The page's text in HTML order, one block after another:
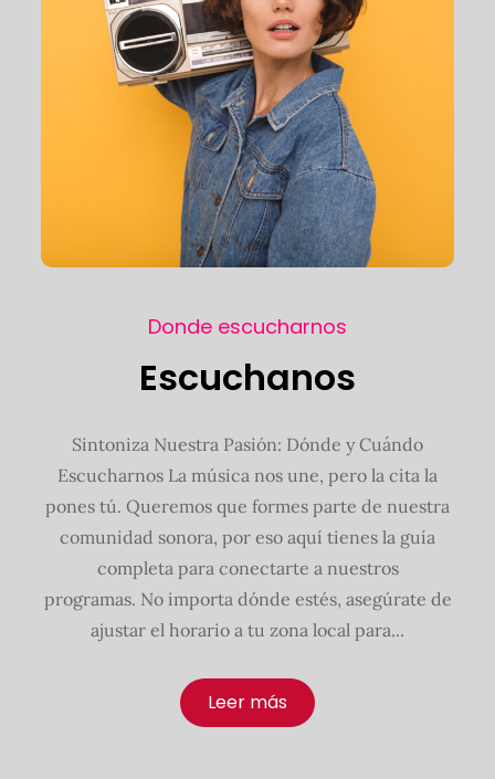
Donde escucharnos
Escuchanos
Sintoniza Nuestra Pasión: Dónde y Cuándo
Escucharnos La música nos une, pero la cita la
pones tú. Queremos que formes parte de nuestra
comunidad sonora, por eso aquí tienes la guía
completa para conectarte a nuestros
programas. No importa dónde estés, asegúrate de
ajustar el horario a tu zona local para...
Leer más